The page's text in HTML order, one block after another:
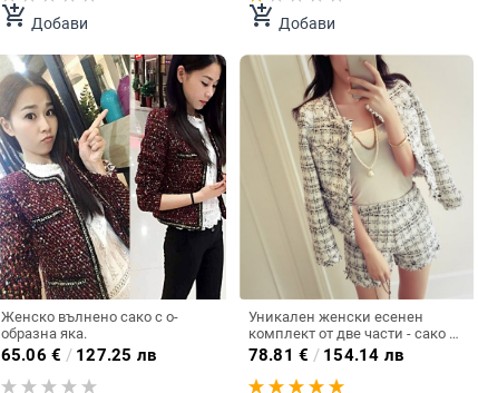
add_shopping_cart Добави add_shopping_cart Добави
Женско вълнено сако с о-
образна яка.
65.06 € / 127.25 лв
Уникален женски есенен
комплект от две части - сако и
къс панталон - Розов Бял
Черен цвят.
78.81 € / 154.14 лв